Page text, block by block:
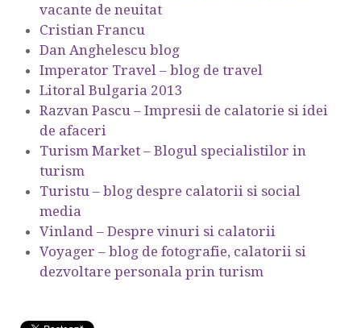
vacante de neuitat
Cristian Francu
Dan Anghelescu blog
Imperator Travel – blog de travel
Litoral Bulgaria 2013
Razvan Pascu – Impresii de calatorie si idei
de afaceri
Turism Market – Blogul specialistilor in
turism
Turistu – blog despre calatorii si social
media
Vinland – Despre vinuri si calatorii
Voyager – blog de fotografie, calatorii si
dezvoltare personala prin turism